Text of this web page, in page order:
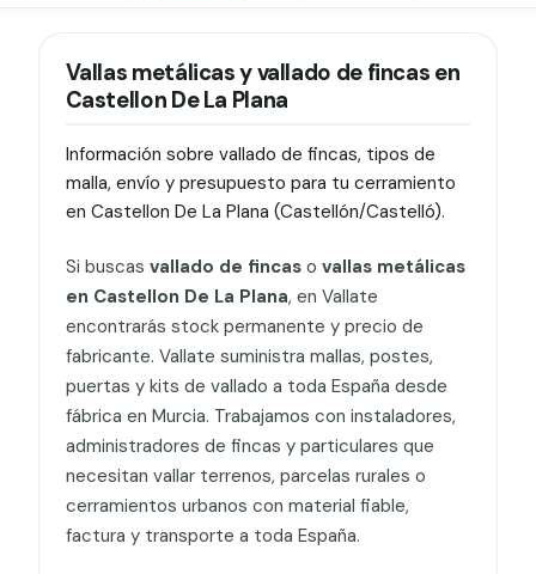
Vallas metálicas y vallado de fincas en
Castellon De La Plana
Información sobre vallado de fincas, tipos de
malla, envío y presupuesto para tu cerramiento
en Castellon De La Plana (Castellón/Castelló).
Si buscas vallado de fincaso vallas metálicas
en Castellon De La Plana, en Vallate
encontrarás stock permanente y precio de
fabricante. Vallate suministra mallas, postes,
puertas y kits de vallado a toda España desde
fábrica en Murcia. Trabajamos con instaladores,
administradores de fincas y particulares que
necesitan vallar terrenos, parcelas rurales o
cerramientos urbanos con material fiable,
factura y transporte a toda España.